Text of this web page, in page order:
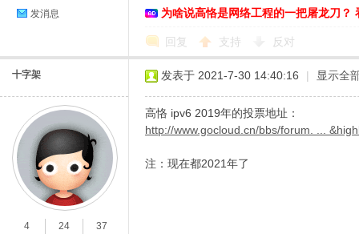
发消息 为啥说高恪是网络工程的一把屠龙刀？
回复 支持 反对
十字架
4
24
37
发表于 2021-7-30 14:40:16 | 显示全
高恪 ipv6 2019年的投票地址：
http://www.gocloud.cn/bbs/forum. ...
注：现在都2021年了